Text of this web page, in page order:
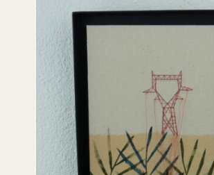
ADD TO CART / DETAILS